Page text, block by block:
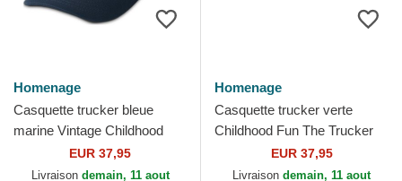
Homenage
Casquette trucker bleue
marine Vintage Childhood
Fun The Trucker Homenage
EUR 37,95
Livraison demain, 11 aout
Homenage
Casquette trucker verte
Childhood Fun The Trucker
HomenageEUR 37,95
Livraison demain, 11 aout